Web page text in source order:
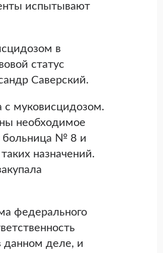
испытывают
в
статус
Саверский.
муковисцидозом.
необходимое
больница № 8 и
назначений.
федерального
данном деле, и